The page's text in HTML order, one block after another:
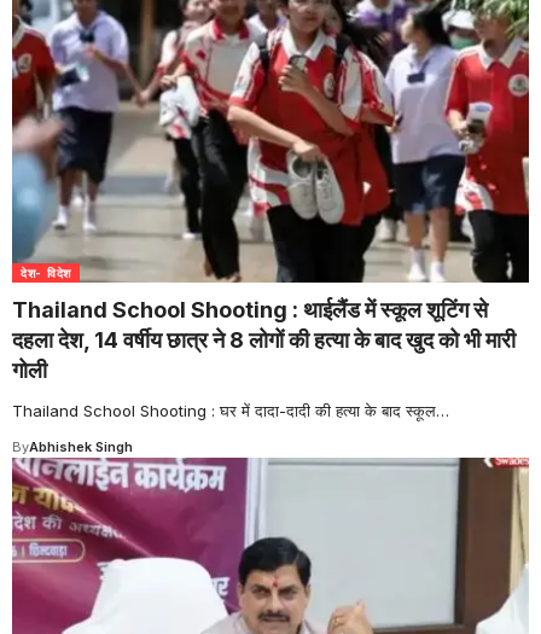
देश- विदेश
Thailand School Shooting : थाईलैंड में स्कूल शूटिंग से
दहला देश, 14 वर्षीय छात्र ने 8 लोगों की हत्या के बाद खुद को भी मारी
गोली
Thailand School Shooting : घर में दादा-दादी की हत्या के बाद स्कूल…
ByAbhishek Singh